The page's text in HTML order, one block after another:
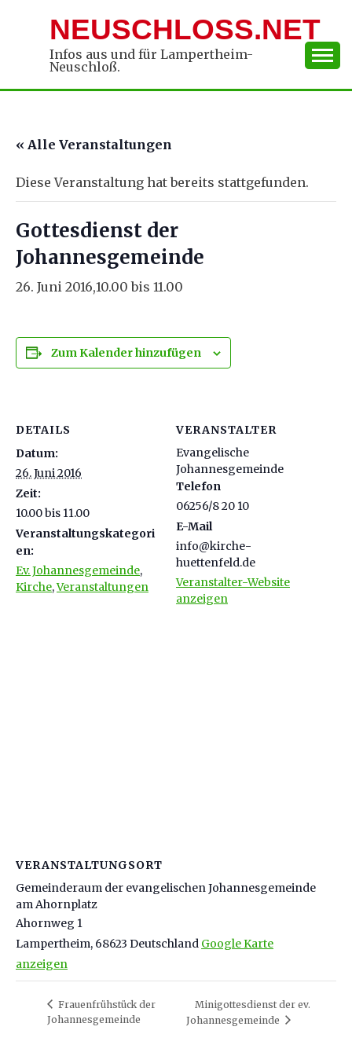
NEUSCHLOSS.NET
Infos aus und für Lampertheim-
Neuschloß.
« Alle Veranstaltungen
Diese Veranstaltung hat bereits stattgefunden.
Gottesdienst der
Johannesgemeinde
26. Juni 2016,10.00 bis 11.00
Zum Kalender hinzufügen
DETAILS
Datum:
26. Juni 2016
Zeit:
10.00 bis 11.00
Veranstaltungskategori
en:
Ev. Johannesgemeinde,
Kirche,Veranstaltungen
VERANSTALTER
Evangelische
Johannesgemeinde
Telefon
06256/8 20 10
E-Mail
info@kirche-
huettenfeld.de
Veranstalter-Website
anzeigen
VERANSTALTUNGSORT
Gemeinderaum der evangelischen Johannesgemeinde
am Ahornplatz
Ahornweg 1
Lampertheim, 68623 Deutschland Google Karte
anzeigen
Frauenfrühstück der
Johannesgemeinde
Minigottesdienst der ev.
Johannesgemeinde